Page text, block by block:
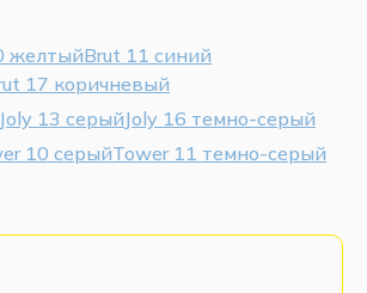
желтыйBrut 11 синий
17 коричневый
Joly 13 серыйJoly 16 темно-серый
10 серыйTower 11 темно-серый